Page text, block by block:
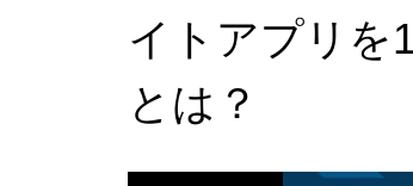
イトアプリを
とは？